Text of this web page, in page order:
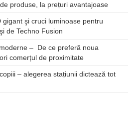
produse, la prețuri avantajoase
gigant şi cruci luminoase pentru
de Techno Fusion
– De ce preferă noua
comerțul de proximitate
– alegerea stațiunii dictează tot